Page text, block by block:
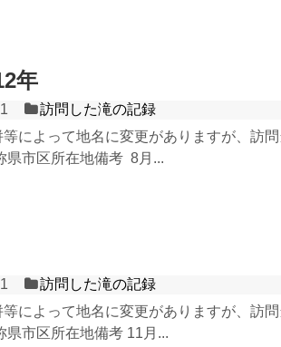
年
訪問した滝の記録
によって地名に変更がありますが、訪
県市区所在地備考 8月...
訪問した滝の記録
によって地名に変更がありますが、訪
県市区所在地備考 11月...